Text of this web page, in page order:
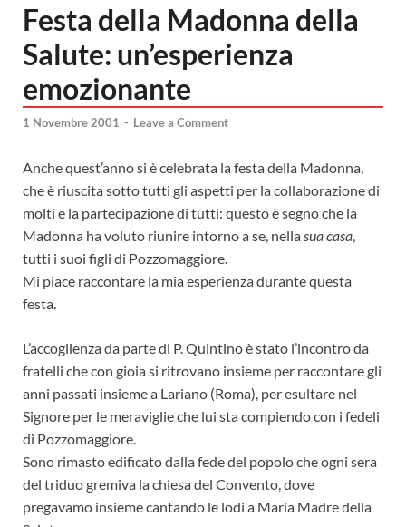
Festa della Madonna della
Salute: un’esperienza
emozionante
1 Novembre 2001 - Leave a Comment
Anche quest’anno si è celebrata la festa della Madonna,
che è riuscita sotto tutti gli aspetti per la collaborazione di
molti e la partecipazione di tutti: questo è segno che la
Madonna ha voluto riunire intorno a se, nellasua casa,
tutti i suoi figli di Pozzomaggiore.
Mi piace raccontare la mia esperienza durante questa
festa.
L’accoglienza da parte di P. Quintino è stato l’incontro da
fratelli che con gioia si ritrovano insieme per raccontare gli
anni passati insieme a Lariano (Roma), per esultare nel
Signore per le meraviglie che lui sta compiendo con i fedeli
di Pozzomaggiore.
Sono rimasto edificato dalla fede del popolo che ogni sera
del triduo gremiva la chiesa del Convento, dove
pregavamo insieme cantando le lodi a Maria Madre della